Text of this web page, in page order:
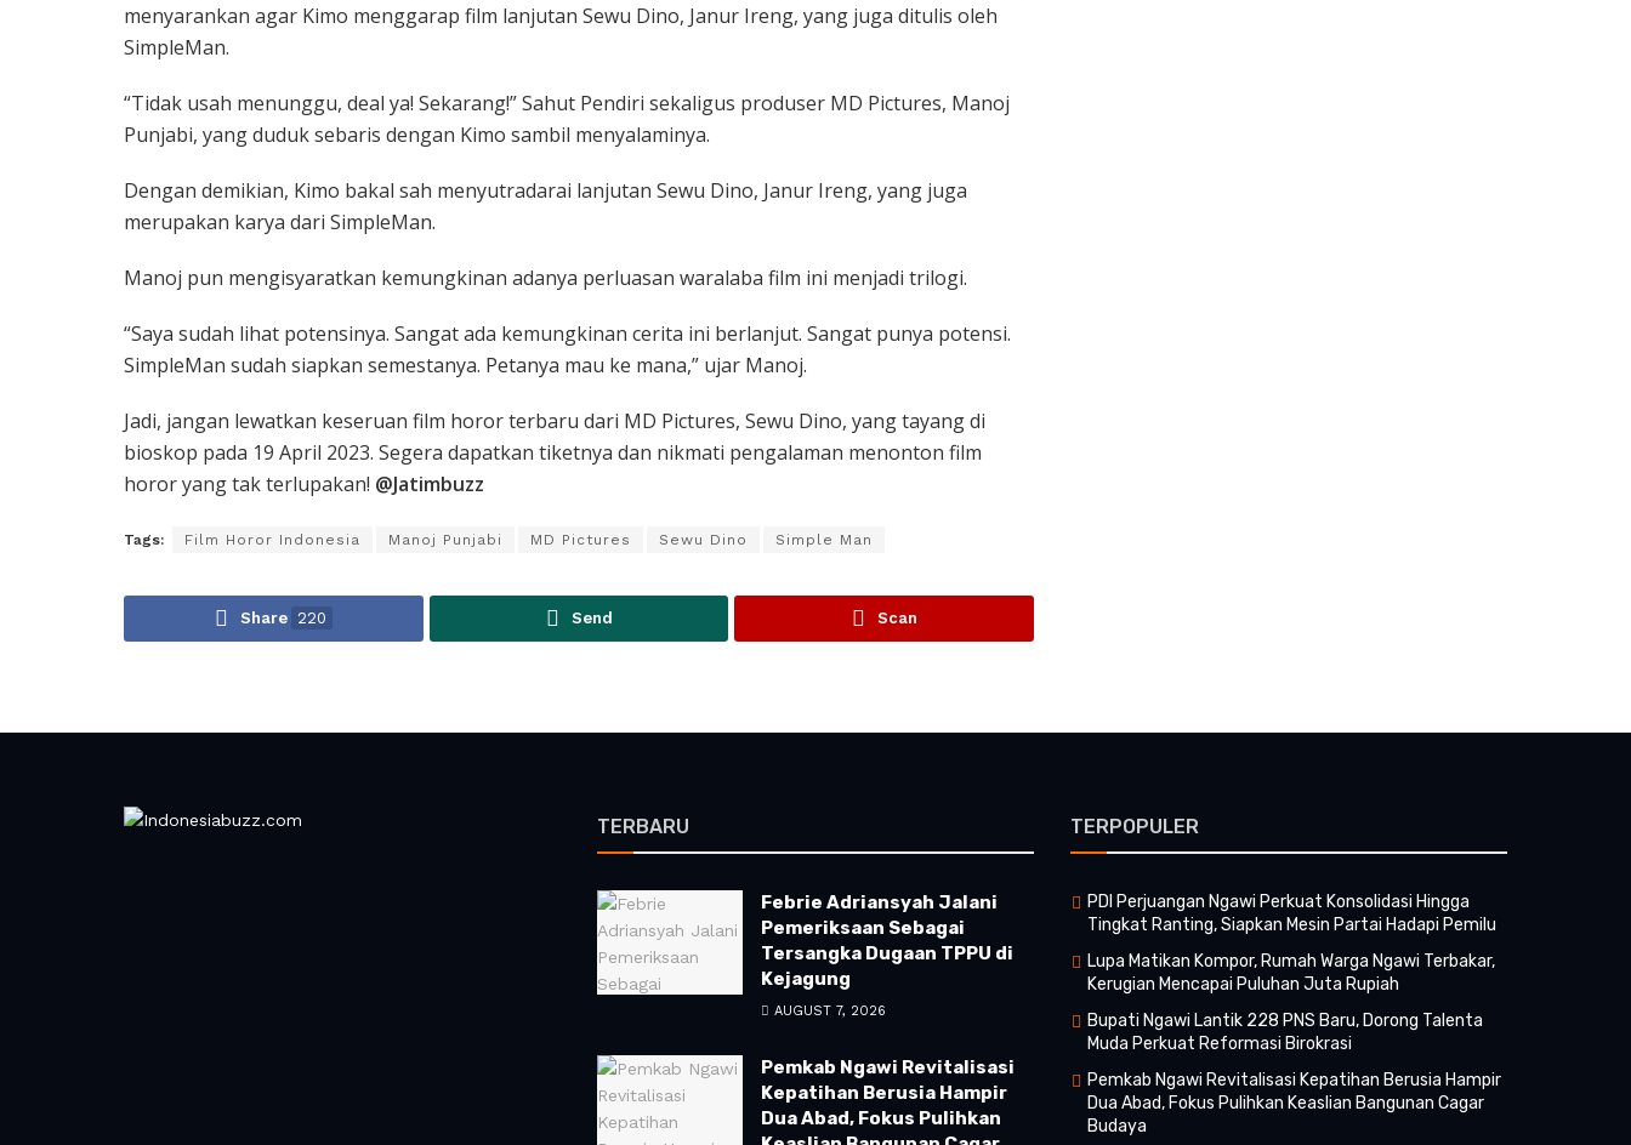
menyarankan agar Kimo menggarap film lanjutan Sewu Dino, Janur Ireng, yang juga ditulis oleh
SimpleMan.
“Tidak usah menunggu, deal ya! Sekarang!” Sahut Pendiri sekaligus produser MD Pictures, Manoj
Punjabi, yang duduk sebaris dengan Kimo sambil menyalaminya.
Dengan demikian, Kimo bakal sah menyutradarai lanjutan Sewu Dino, Janur Ireng, yang juga
merupakan karya dari SimpleMan.
Manoj pun mengisyaratkan kemungkinan adanya perluasan waralaba film ini menjadi trilogi.
“Saya sudah lihat potensinya. Sangat ada kemungkinan cerita ini berlanjut. Sangat punya potensi.
SimpleMan sudah siapkan semestanya. Petanya mau ke mana,” ujar Manoj.
Jadi, jangan lewatkan keseruan film horor terbaru dari MD Pictures, Sewu Dino, yang tayang di
bioskop pada 19 April 2023. Segera dapatkan tiketnya dan nikmati pengalaman menonton film
horor yang tak terlupakan! @Jatimbuzz
Tags: Film Horor Indonesia Manoj Punjabi MD Pictures Sewu Dino Simple Man
Share 220 Send Scan
TERBARU
Febrie Adriansyah Jalani
Pemeriksaan Sebagai
Tersangka Dugaan TPPU di
Kejagung
AUGUST 7, 2026
Pemkab Ngawi Revitalisasi
Kepatihan Berusia Hampir
Dua Abad, Fokus Pulihkan
TERPOPULER
PDI Perjuangan Ngawi Perkuat Konsolidasi Hingga
Tingkat Ranting, Siapkan Mesin Partai Hadapi Pemilu
Lupa Matikan Kompor, Rumah Warga Ngawi Terbakar,
Kerugian Mencapai Puluhan Juta Rupiah
Bupati Ngawi Lantik 228 PNS Baru, Dorong Talenta
Muda Perkuat Reformasi Birokrasi
Pemkab Ngawi Revitalisasi Kepatihan Berusia Hampir
Dua Abad, Fokus Pulihkan Keaslian Bangunan Cagar
Budaya